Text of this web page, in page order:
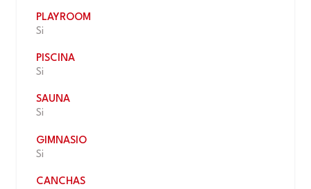
PLAYROOM
Si
PISCINA
Si
SAUNA
Si
GIMNASIO
Si
CANCHAS